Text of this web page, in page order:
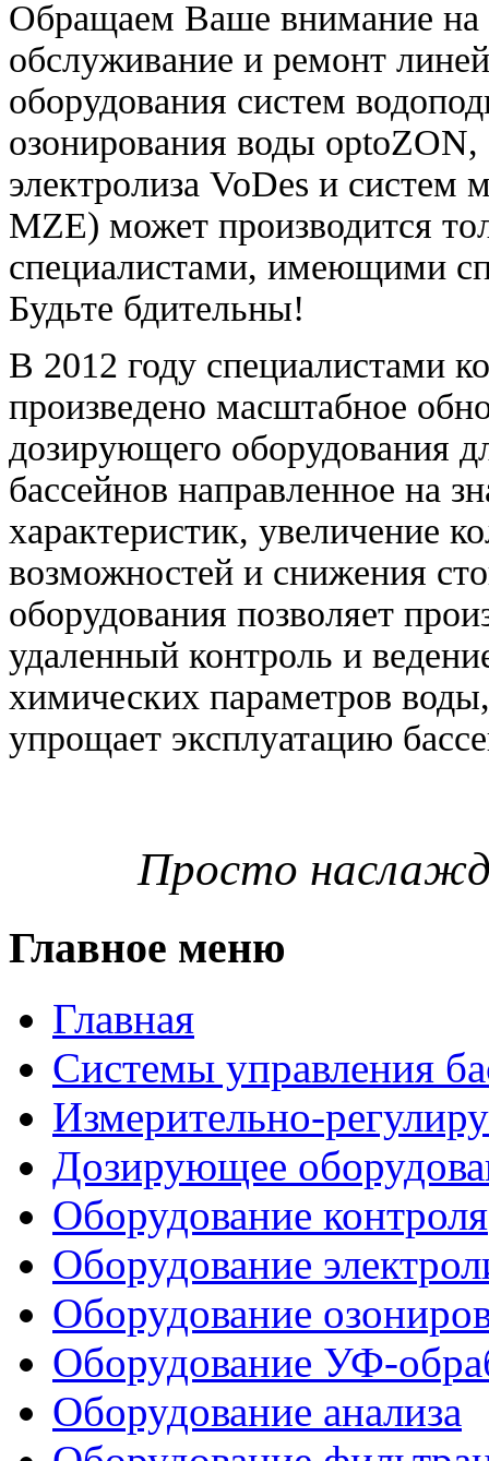
Обращаем Ваше внимание на
обслуживание и ремонт
оборудования систем
озонирования воды optoZON,
электролиза VoDes и систем
MZE) может производится
специалистами, имеющими
Будьте бдительны!
В 2012 году специалистами
произведено масштабное
дозирующего оборудования
бассейнов направленное на
характеристик, увеличение
возможностей и снижения
оборудования позволяет
удаленный контроль и
химических параметров
упрощает эксплуатацию
Просто
Главное меню
Главная
Системы управления
Измерительно-
Дозирующее
Оборудование контроля
Оборудование
Оборудование
Оборудование УФ-
Оборудование анализа